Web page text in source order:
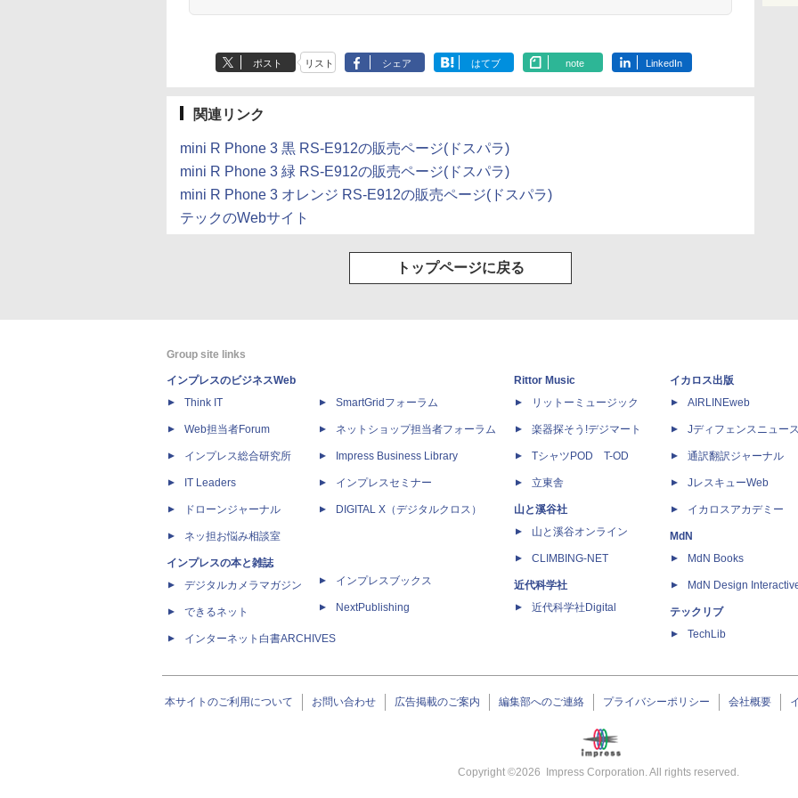
ポスト リスト シェア はてブ note LinkedIn
関連リンク
mini R Phone 3 黒 RS-E912の販売ページ(ドスパラ)
mini R Phone 3 緑 RS-E912の販売ページ(ドスパラ)
mini R Phone 3 オレンジ RS-E912の販売ページ(ドスパラ)
テックのWebサイト
トップページに戻る
Group site links
インプレスのビジネスWeb
Think IT
Web担当者Forum
インプレス総合研究所
IT Leaders
ドローンジャーナル
ネッ担お悩み相談室
インプレスの本と雑誌
デジタルカメラマガジン
できるネット
インターネット白書ARCHIVES
SmartGridフォーラム
ネットショップ担当者フォーラム
Impress Business Library
インプレスセミナー
DIGITAL X（デジタルクロス）
インプレスブックス
NextPublishing
Rittor Music
リットーミュージック
楽器探そう!デジマート
TシャツPOD T-OD
立東舎
山と溪谷社
山と溪谷オンライン
CLIMBING-NET
近代科学社
近代科学社Digital
イカロス出版
AIRLINEweb
Jディフェンスニュー
通訳翻訳ジャーナル
JレスキューWeb
イカロスアカデミー
MdN
MdN Books
MdN Design
テックリブ
TechLib
本サイトのご利用について お問い合わせ 広告掲載のご案内 編集部へのご連絡 プライバシーポリシー 会社概要
Copyright ©2026 Impress Corporation. All rights reserved.